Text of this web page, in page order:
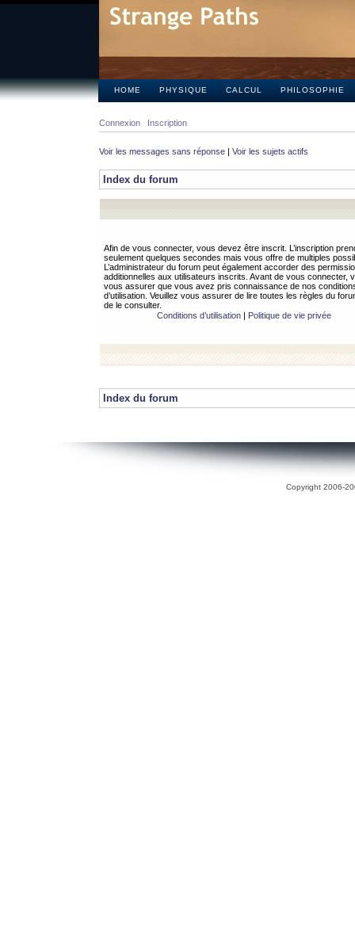
HOME PHYSIQUE CALCUL PHILOSOPHIE
Connexion Inscription
Voir les messages sans réponse | Voir les sujets actifs
Index du forum
Afin de vous connecter, vous devez être inscrit. L’inscription
seulement quelques secondes mais vous offre de multiples
L’administrateur du forum peut également accorder des
additionnelles aux utilisateurs inscrits. Avant de vous connecter,
vous assurer que vous avez pris connaissance de nos
d’utilisation. Veuillez vous assurer de lire toutes les règles du
de le consulter.
Conditions d’utilisation| Politique de vie privée
Index du forum
Copyright 2006-